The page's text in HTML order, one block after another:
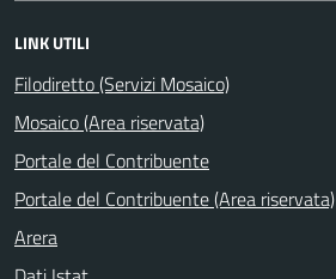
LINK UTILI
Filodiretto (Servizi Mosaico)
Mosaico (Area riservata)
Portale del Contribuente
Portale del Contribuente (Area riservata)
Arera